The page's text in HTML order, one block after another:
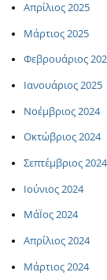
Απρίλιος 2025
Μάρτιος 2025
Φεβρουάριος
Ιανουάριος 2025
Νοέμβριος 2024
Οκτώβριος 2024
Σεπτέμβριος 2024
Ιούνιος 2024
ΜάΪος 2024
Απρίλιος 2024
Μάρτιος 2024